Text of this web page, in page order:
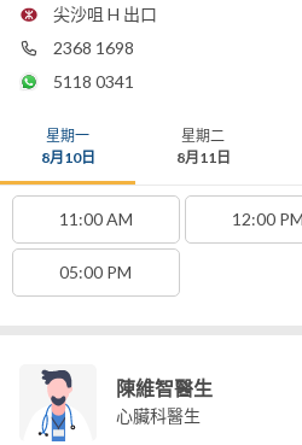
尖沙咀 H 出口
2368 1698
5118 0341
星期一
8月10日
星期二
8月11日
11:00 AM 12:00 PM
05:00 PM
陳維智醫生
心臟科醫生